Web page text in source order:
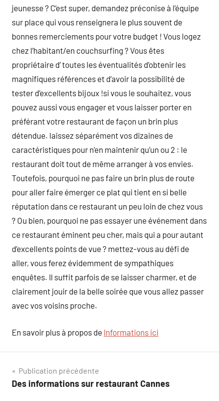
jeunesse ? C’est super, demandez préconise à l’équipe
sur place qui vous renseignera le plus souvent de
bonnes remerciements pour votre budget ! Vous logez
chez l’habitant/en couchsurfing ? Vous êtes
propriétaire d’ toutes les éventualités d’obtenir les
magnifiques références et d’avoir la possibilité de
tester d’excellents bijoux !si vous le souhaitez, vous
pouvez aussi vous engager et vous laisser porter en
préférant votre restaurant de façon un brin plus
détendue. laissez séparément vos dizaines de
caractéristiques pour n’en maintenir qu’un ou 2 : le
restaurant doit tout de même arranger à vos envies.
Toutefois, pourquoi ne pas faire un brin plus de route
pour aller faire émerger ce plat qui tient en si belle
réputation dans ce restaurant un peu loin de chez vous
? Ou bien, pourquoi ne pas essayer une événement dans
ce restaurant éminent peu cher, mais qui a pour autant
d’excellents points de vue ? mettez-vous au défi de
aller, vous ferez évidemment de sympathiques
enquêtes. Il suffit parfois de se laisser charmer, et de
clairement jouir de la belle soirée que vous allez passer
avec vos voisins proche.
En savoir plus à propos de Informations ici
Navigation
de
Publication précédente
Des informations sur restaurant Cannes